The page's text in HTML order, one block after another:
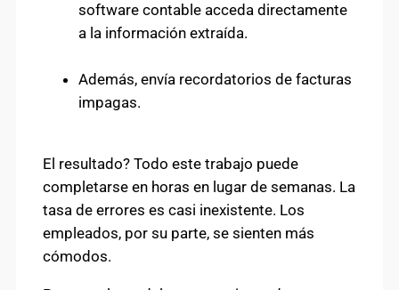
software contable acceda directamente
a la información extraída.
Además, envía recordatorios de facturas
impagas.
El resultado? Todo este trabajo puede
completarse en horas en lugar de semanas. La
tasa de errores es casi inexistente. Los
empleados, por su parte, se sienten más
cómodos.